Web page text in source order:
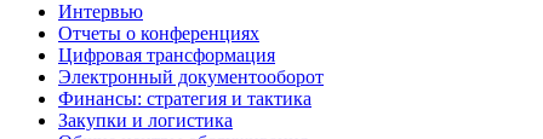
Интервью
Отчеты о конференциях
Цифровая трансформация
Электронный документооборот
Финансы: стратегия и тактика
Закупки и логистика